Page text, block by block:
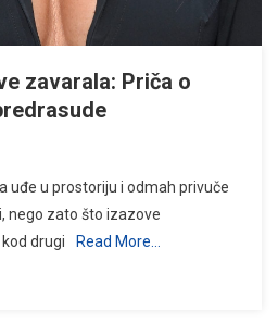
zavarala: Priča o
uđe u prostoriju i odmah privuče
nego zato što izazove
drugi
Read More…